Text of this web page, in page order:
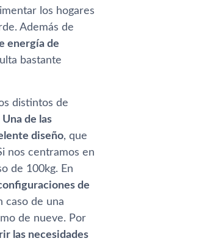
los hogares
Además de
energí­a de
bastante
distintos de
Una de las
diseño, que
nos centramos en
de 100kg. En
de
caso de una
de nueve. Por
las necesidades